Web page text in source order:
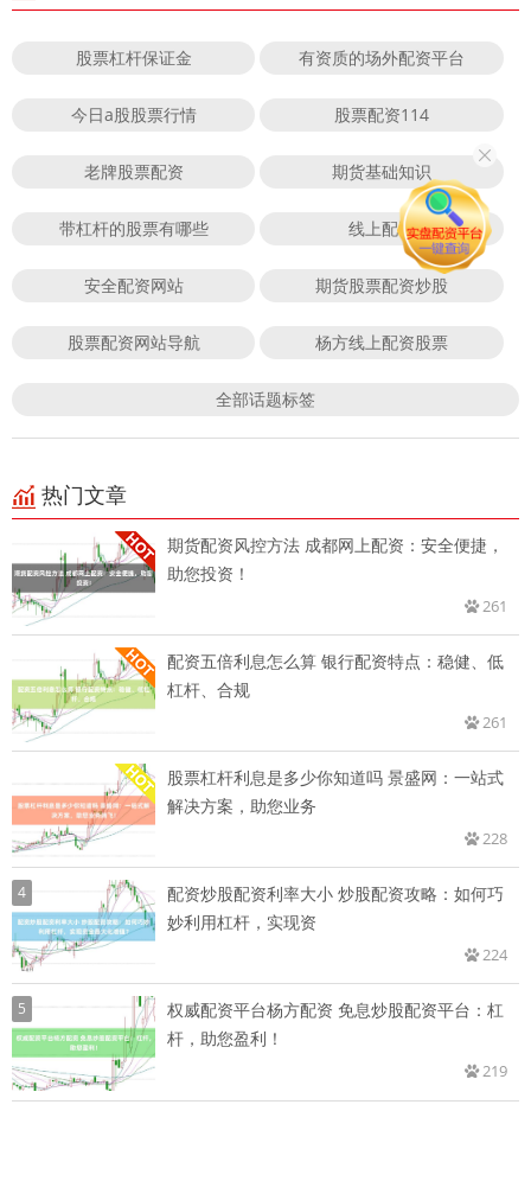
股票杠杆保证金 有资质的场外配资平台
今日a股股票行情 股票配资114
老牌股票配资 期货基础知识
带杠杆的股票有哪些 线上配资
安全配资网站 期货股票配资炒股
股票配资网站导航 杨方线上配资股票
全部话题标签
热门文章
期货配资风控方法 成都网上配资：安全便捷，
助您投资！
261
配资五倍利息怎么算 银行配资特点：稳健、低
杠杆、合规
261
股票杠杆利息是多少你知道吗 景盛网：一站式
解决方案，助您业务
228
4
配资炒股配资利率大小 炒股配资攻略：如何巧
妙利用杠杆，实现资
224
5
权威配资平台杨方配资 免息炒股配资平台：杠
杆，助您盈利！
219